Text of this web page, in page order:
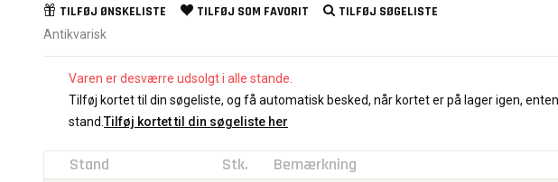
TILFØJ ØNSKELISTE TILFØJ SOM FAVORIT TILFØJ SØGELISTE
Antikvarisk
Varen er desværre udsolgt i alle stande.
Tilføj kortet til din søgeliste, og få automatisk besked, når kortet er på lager igen,
stand. Tilføj kortet til din søgeliste her
Stand Stk. Bemærkning